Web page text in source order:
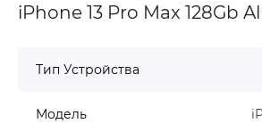
iPhone 13 Pro Max 128Gb
Тип Устройства
Модель